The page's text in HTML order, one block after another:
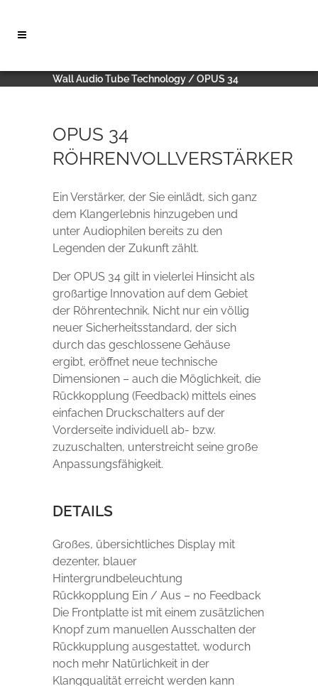
Wall Audio Tube Technology /OPUS 34
OPUS 34
RÖHRENVOLLVERSTÄRKER
Ein Verstärker, der Sie einlädt, sich ganz
dem Klangerlebnis hinzugeben und
unter Audiophilen bereits zu den
Legenden der Zukunft zählt.
Der OPUS 34 gilt in vielerlei Hinsicht als
großartige Innovation auf dem Gebiet
der Röhrentechnik. Nicht nur ein völlig
neuer Sicherheitsstandard, der sich
durch das geschlossene Gehäuse
ergibt, eröffnet neue technische
Dimensionen – auch die Möglichkeit, die
Rückkopplung (Feedback) mittels eines
einfachen Druckschalters auf der
Vorderseite individuell ab- bzw.
zuzuschalten, unterstreicht seine große
Anpassungsfähigkeit.
DETAILS
Großes, übersichtliches Display mit
dezenter, blauer
Hintergrundbeleuchtung
Rückkopplung Ein / Aus – no Feedback
Die Frontplatte ist mit einem zusätzlichen
Knopf zum manuellen Ausschalten der
Rückkupplung ausgestattet, wodurch
noch mehr Natürlichkeit in der
Klangqualität erreicht werden kann